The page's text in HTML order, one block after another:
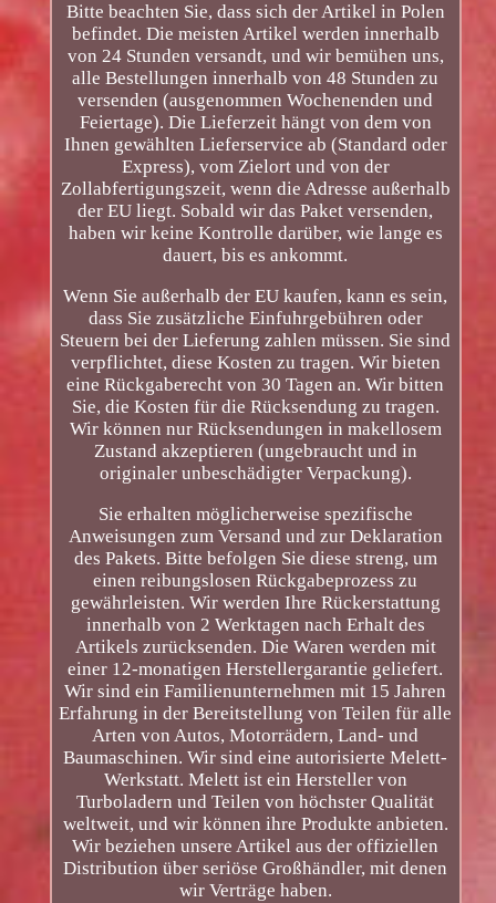
Bitte beachten Sie, dass sich der Artikel in Polen
befindet. Die meisten Artikel werden innerhalb
von 24 Stunden versandt, und wir bemühen uns,
alle Bestellungen innerhalb von 48 Stunden zu
versenden (ausgenommen Wochenenden und
Feiertage). Die Lieferzeit hängt von dem von
Ihnen gewählten Lieferservice ab (Standard oder
Express), vom Zielort und von der
Zollabfertigungszeit, wenn die Adresse außerhalb
der EU liegt. Sobald wir das Paket versenden,
haben wir keine Kontrolle darüber, wie lange es
dauert, bis es ankommt.
Wenn Sie außerhalb der EU kaufen, kann es sein,
dass Sie zusätzliche Einfuhrgebühren oder
Steuern bei der Lieferung zahlen müssen. Sie sind
verpflichtet, diese Kosten zu tragen. Wir bieten
eine Rückgaberecht von 30 Tagen an. Wir bitten
Sie, die Kosten für die Rücksendung zu tragen.
Wir können nur Rücksendungen in makellosem
Zustand akzeptieren (ungebraucht und in
originaler unbeschädigter Verpackung).
Sie erhalten möglicherweise spezifische
Anweisungen zum Versand und zur Deklaration
des Pakets. Bitte befolgen Sie diese streng, um
einen reibungslosen Rückgabeprozess zu
gewährleisten. Wir werden Ihre Rückerstattung
innerhalb von 2 Werktagen nach Erhalt des
Artikels zurücksenden. Die Waren werden mit
einer 12-monatigen Herstellergarantie geliefert.
Wir sind ein Familienunternehmen mit 15 Jahren
Erfahrung in der Bereitstellung von Teilen für alle
Arten von Autos, Motorrädern, Land- und
Baumaschinen. Wir sind eine autorisierte Melett-
Werkstatt. Melett ist ein Hersteller von
Turboladern und Teilen von höchster Qualität
weltweit, und wir können ihre Produkte anbieten.
Wir beziehen unsere Artikel aus der offiziellen
Distribution über seriöse Großhändler, mit denen
wir Verträge haben.